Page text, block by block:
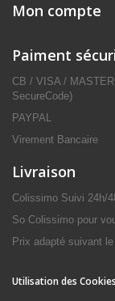
Mon compte
Paiment
CB / VISA /
SecureCode)
PAYPAL
Virement Bancaire
Livraison
Colissimo Suivi 24h/
So Colissimo pour
Prix adapté suivant
Utilisation des Cookies